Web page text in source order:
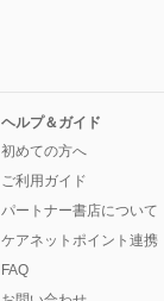
ヘルプ＆ガイド
初めての方へ
ご利用ガイド
パートナー書店について
ケアネットポイント連携
FAQ